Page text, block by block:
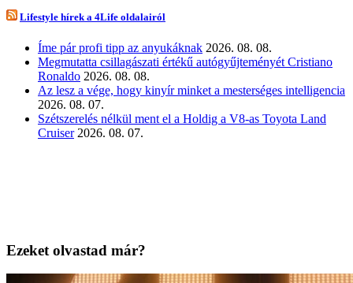
Lifestyle hírek a 4Life oldalairól
Íme pár profi tipp az anyukáknak 2026. 08. 08.
Megmutatta csillagászati értékű autógyűjteményét Cristiano
Ronaldo 2026. 08. 08.
Az lesz a vége, hogy kinyír minket a mesterséges intelligencia
2026. 08. 07.
Szétszerelés nélkül ment el a Holdig a V8-as Toyota Land
Cruiser 2026. 08. 07.
Ezeket olvastad már?